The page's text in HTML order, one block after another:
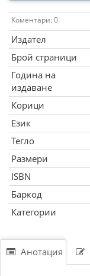
Коментари: 0
Издател
Брой страници
Година на
издаване
Корици
Език
Тегло
Размери
ISBN
Баркод
Категории
Анотация